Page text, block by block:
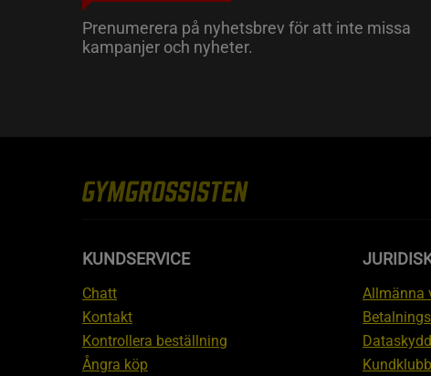
Prenumerera på nyhetsbrev för att inte missa
kampanjer och nyheter.
KUNDSERVICE
Chatt
Kontakt
Kontrollera beställning
Ångra köp
Allmänna